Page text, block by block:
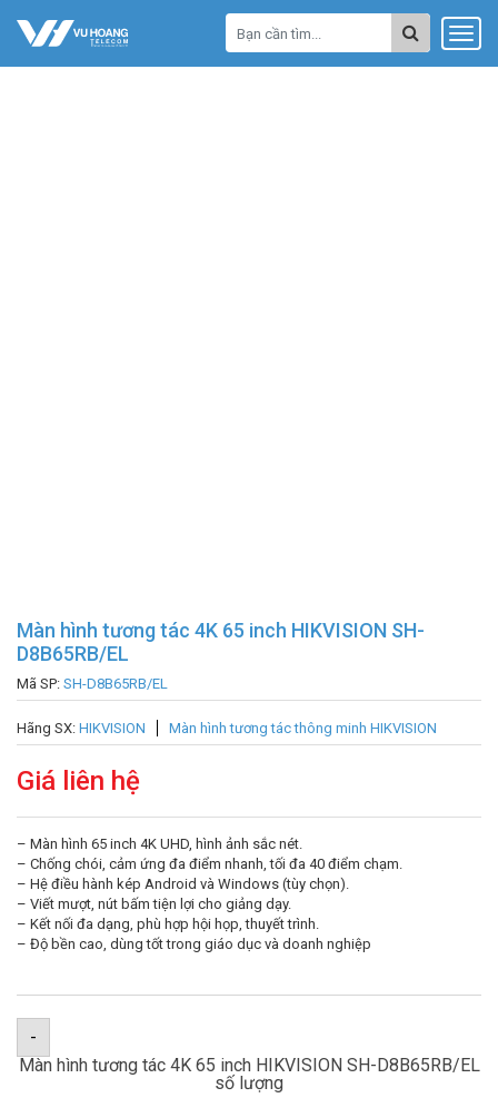
Màn hình tương tác 4K 65 inch HIKVISION SH-
D8B65RB/EL
Mã SP: SH-D8B65RB/EL
Hãng SX: HIKVISION Màn hình tương tác thông minh HIKVISION
Giá liên hệ
– Màn hình 65 inch 4K UHD, hình ảnh sắc nét.
– Chống chói, cảm ứng đa điểm nhanh, tối đa 40 điểm chạm.
– Hệ điều hành kép Android và Windows (tùy chọn).
– Viết mượt, nút bấm tiện lợi cho giảng dạy.
– Kết nối đa dạng, phù hợp hội họp, thuyết trình.
– Độ bền cao, dùng tốt trong giáo dục và doanh nghiệp
-
Màn hình tương tác 4K 65 inch HIKVISION SH-D8B65RB/EL
số lượng